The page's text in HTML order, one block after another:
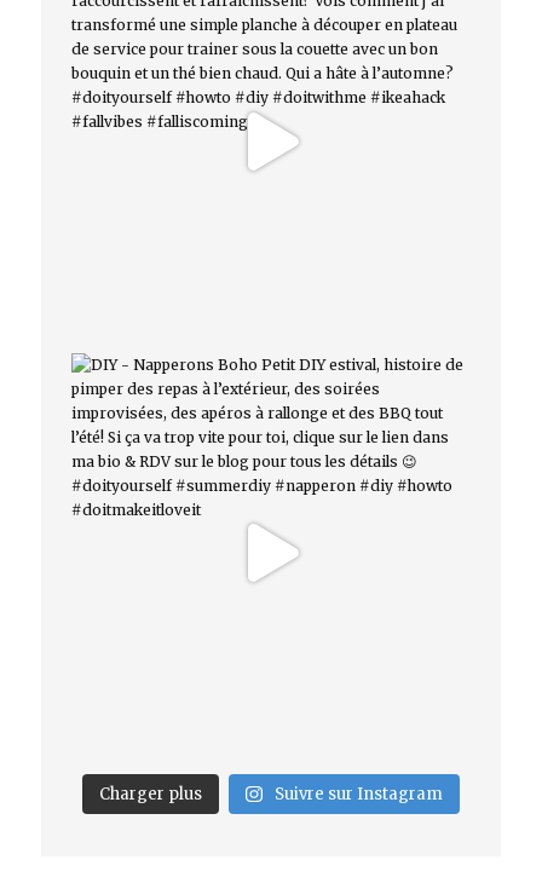
Charger plus Suivre sur Instagram